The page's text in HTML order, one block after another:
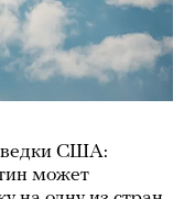
США:
может